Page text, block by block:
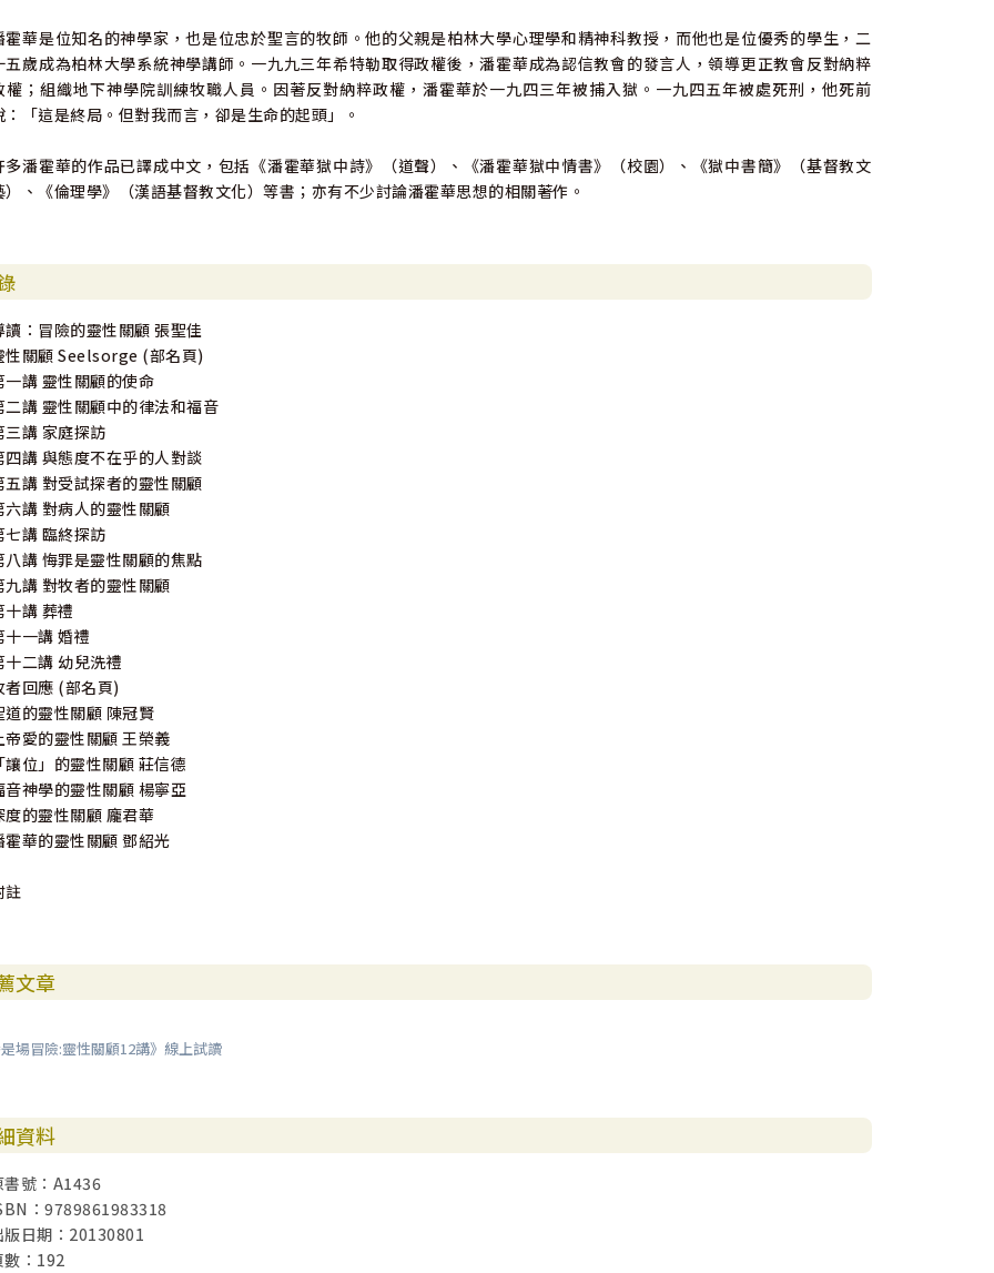
霍華是位知名的神學家，也是位忠於聖言的牧師。他的父親是柏林大學心理學和精神科教授，而他也是位優秀的學生，二
五歲成為柏林大學系統神學講師。一九九三年希特勒取得政權後，潘霍華成為認信教會的發言人，領導更正教會反對納粹
權；組織地下神學院訓練牧職人員。因著反對納粹政權，潘霍華於一九四三年被捕入獄。一九四五年被處死刑，他死前
：「這是終局。但對我而言，卻是生命的起頭」。
多潘霍華的作品已譯成中文，包括《潘霍華獄中詩》（道聲）、《潘霍華獄中情書》（校園）、《獄中書簡》（基督教文
）、《倫理學》（漢語基督教文化）等書；亦有不少討論潘霍華思想的相關著作。
讀：冒險的靈性關顧 張聖佳
性關顧 Seelsorge (部名頁)
一講 靈性關顧的使命
二講 靈性關顧中的律法和福音
三講 家庭探訪
四講 與態度不在乎的人對談
五講 對受試探者的靈性關顧
六講 對病人的靈性關顧
七講 臨終探訪
八講 悔罪是靈性關顧的焦點
九講 對牧者的靈性關顧
十講 葬禮
十一講 婚禮
十二講 幼兒洗禮
者回應 (部名頁)
道的靈性關顧 陳冠賢
帝愛的靈性關顧 王榮義
讓位」的靈性關顧 莊信德
音神學的靈性關顧 楊寧亞
度的靈性關顧 龐君華
霍華的靈性關顧 鄧紹光
註
文章
場冒險:靈性關顧12講》線上試讀
資料
書號：A1436
：9789861983318
版日期：20130801
數：192